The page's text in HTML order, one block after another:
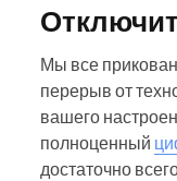
Мы все
перерыв от
вашего
полноценный
достаточно